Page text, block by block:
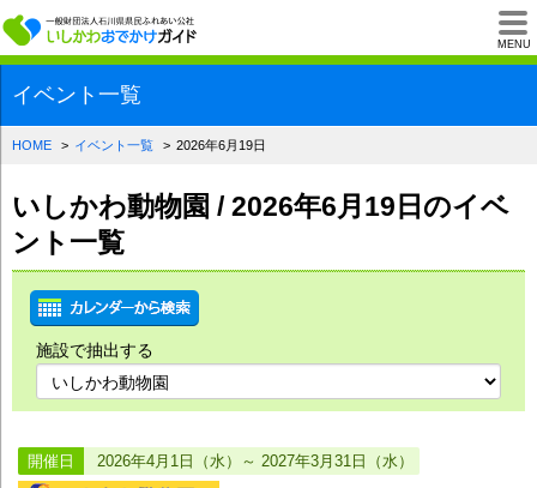
MENU
一般財団法人石川
イベント一覧
HOME イベント一覧 2026年6月19日
いしかわ動物園 / 2026年6月19日のイベ
ント一覧
施設で抽出する
開催日 2026年4月1日（水）～ 2027年3月31日（水）